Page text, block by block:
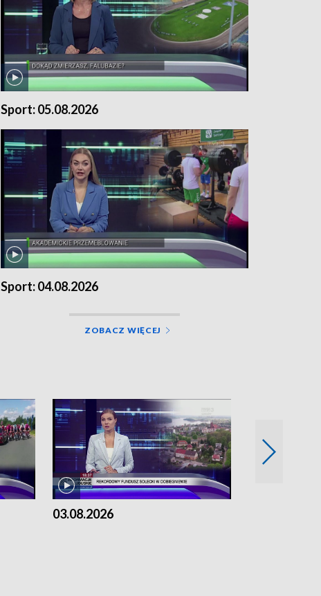
Sport: 05.08.2026
Sport: 04.08.2026
ZOBACZ WIĘCEJ
03.08.2026